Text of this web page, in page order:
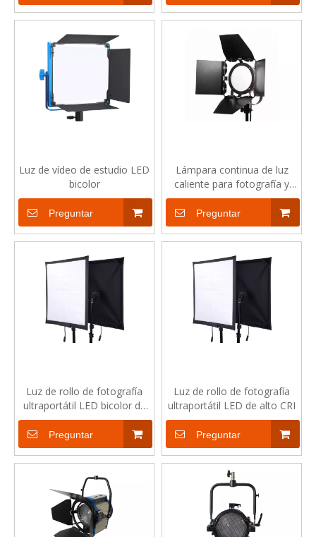
Luz de vídeo de estudio LED
bicolor
Preguntar
Lámpara continua de luz
caliente para fotografía y
vídeo con cabeza roja LED
regulable de 50W para
fotografía y vídeo
Preguntar
Luz de rollo de fotografía
ultraportátil LED bicolor de
temperatura ajustable
Preguntar
Luz de rollo de fotografía
ultraportátil LED de alto CRI
Preguntar